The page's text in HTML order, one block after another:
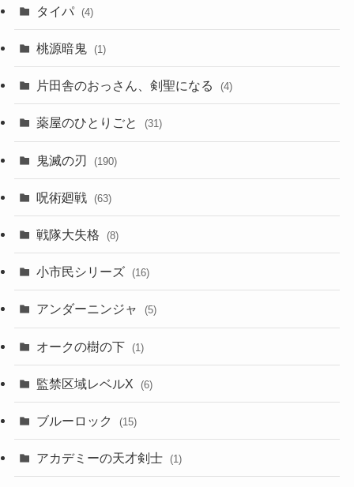
タイパ (4)
桃源暗鬼 (1)
片田舎のおっさん、剣聖になる (4)
薬屋のひとりごと (31)
鬼滅の刃 (190)
呪術廻戦 (63)
戦隊大失格 (8)
小市民シリーズ (16)
アンダーニンジャ (5)
オークの樹の下 (1)
監禁区域レベルX (6)
ブルーロック (15)
アカデミーの天才剣士 (1)